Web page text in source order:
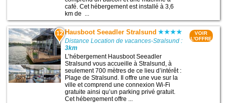
café. Cet hébergement est installé à 3,6
km de ...
12 Hausboot Seeadler Stralsund
Distance Location de vacances-Stralsund :
3km
L’hébergement Hausboot Seeadler
Stralsund vous accueille à Stralsund, à
seulement 700 mètres de ce lieu d’intérêt :
Plage de Stralsund. Il offre une vue sur la
ville et comprend une connexion Wi-Fi
gratuite ainsi qu’un parking privé gratuit.
Cet hébergement offre ...
VOIR
L'OFFRE